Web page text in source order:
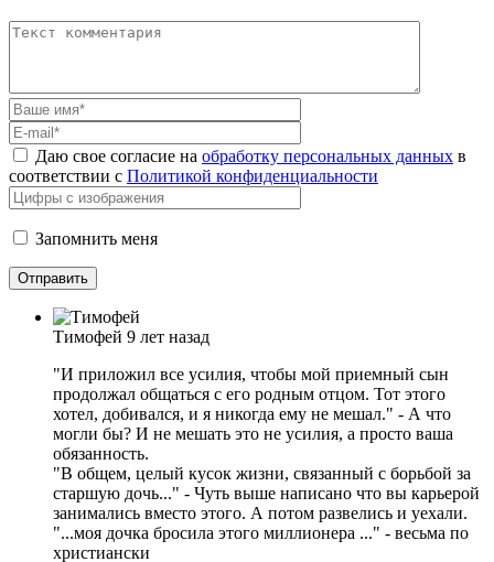
Даю свое согласие на обработку персональных данных в
соответствии с Политикой конфиденциальности
Запомнить меня
Тимофей 9 лет назад
"И приложил все усилия, чтобы мой приемный сын
продолжал общаться с его родным отцом. Тот этого
хотел, добивался, и я никогда ему не мешал." - А что
могли бы? И не мешать это не усилия, а просто ваша
обязанность.
"В общем, целый кусок жизни, связанный с борьбой за
старшую дочь..." - Чуть выше написано что вы карьерой
занимались вместо этого. А потом развелись и уехали.
"...моя дочка бросила этого миллионера ..." - весьма по
христиански